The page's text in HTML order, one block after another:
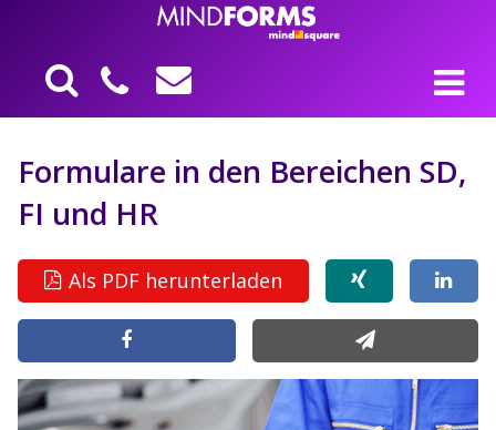
Formulare in den Bereichen SD,
FI und HR
Als PDF herunterladen